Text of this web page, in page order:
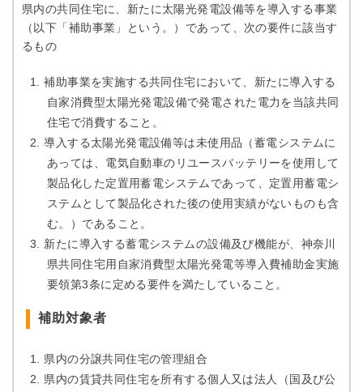
県内の共同住宅に、新たに太陽光発電設備等を導入する事業
（以下「補助事業」という。）であって、次の要件に該当す
るもの
補助事業を実施する共同住宅において、新たに導入する
自家消費型太陽光発電設備で発電された電力を当該共同
住宅で消費すること。
導入する太陽光発電設備等は未使用品（蓄電システムに
あっては、電気自動車のリユースバッテリーを使用して
製品化した定置用蓄電システムであって、定置用蓄電シ
ステムとして製品化された後の使用実績がないものも含
む。）であること。
新たに導入する蓄電システムの設備及び機能が、神奈川
県共同住宅用自家消費型太陽光発電等導入費補助金実施
要領第3条に定める要件を満たしていること。
補助対象者
県内の分譲共同住宅の管理組合
県内の賃貸共同住宅を所有する個人又は法人（国及び公